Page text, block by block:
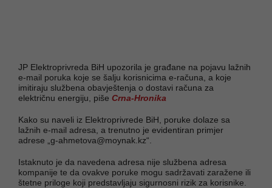
JP Elektroprivreda BiH upozorila je građane na pojavu lažnih
e-mail poruka koje se šalju korisnicima e-računa, a koje
imitiraju službena obavještenja o dostavi računa za
električnu energiju, piše Crna-Hronika
Kako su naveli iz Elektroprivrede BiH, poruke dolaze sa
lažnih e-mail adresa, a trenutno je evidentiran primjer
adrese „ g-ahmetova@moynak.kz“.
Istaknuto je da navedena adresa nije službena adresa
kompanije te da ovakve poruke mogu sadržavati zaražene ili
štetne priloge koji predstavljaju sigurnosni rizik za korisnike.